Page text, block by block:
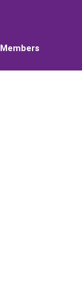
Members